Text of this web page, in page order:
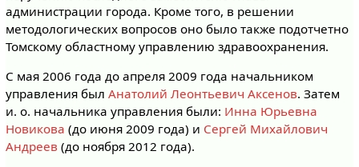
администрации города. Кроме того, в решении
методологических вопросов оно было также подотчетно
Томскому областному управлению здравоохранения.
С мая 2006 года до апреля 2009 года начальником
управления был Анатолий Леонтьевич Аксенов. Затем
и. о. начальника управления были: Инна Юрьевна
Новикова (до июня 2009 года) и Сергей Михайлович
Андреев (до ноября 2012 года).